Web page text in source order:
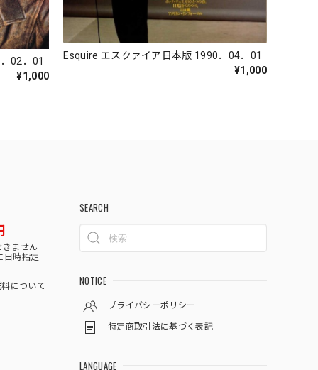
02．01
¥1,000
Esquire エスクァイア日本版 1990．04．01
¥1,000
きません
日時指定
について
SEARCH
NOTICE
プライバシーポリシー
特定商取引法に基づく表記
LANGUAGE